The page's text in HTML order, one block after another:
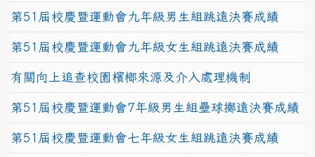
第51屆校慶暨運動會九年級男生組跳遠決賽成績
第51屆校慶暨運動會九年級女生組跳遠決賽成績
有關向上追查校園檳榔來源及介入處理機制
第51屆校慶暨運動會7年級男生組壘球擲遠決賽成績
第51屆校慶暨運動會七年級女生組跳遠決賽成績